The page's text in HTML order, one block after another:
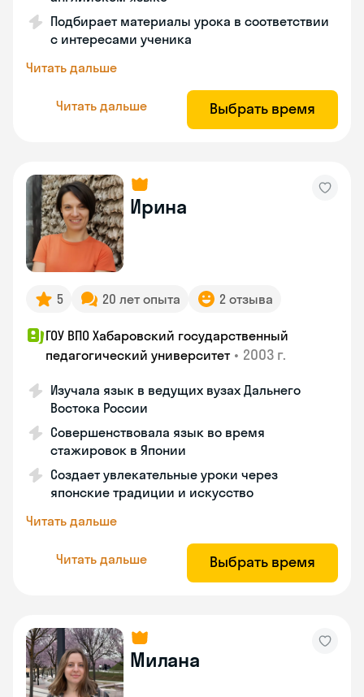
Подбирает материалы урока в соответствии
с интересами ученика
Читать дальше
Читать дальше Выбрать время
Ирина
5 20 лет опыта 2 отзыва
ГОУ ВПО Хабаровский государственный
педагогический университет • 2003 г.
Изучала язык в ведущих вузах Дальнего
Востока России
Совершенствовала язык во время
стажировок в Японии
Создает увлекательные уроки через
японские традиции и искусство
Читать дальше
Читать дальше Выбрать время
Милана